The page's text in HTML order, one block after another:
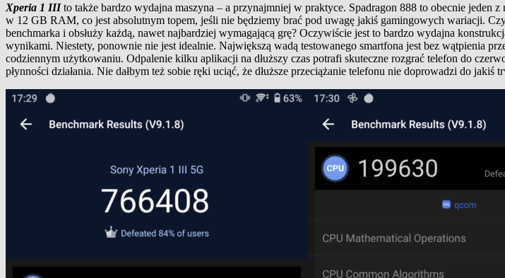
Xperia 1 IIIto także bardzo wydajna maszyna – a przynajmniej w praktyce. Spadragon 888 to obecnie jeden
w 12 GB RAM, co jest absolutnym topem, jeśli nie będziemy brać pod uwagę jakiś gamingowych wariacji.
benchmarka i obsłuży każdą, nawet najbardziej wymagającą grę? Oczywiście jest to bardzo wydajna
wynikami. Niestety, ponownie nie jest idealnie. Największą wadą testowanego smartfona jest bez wątpienia
codziennym użytkowaniu. Odpalenie kilku aplikacji na dłuższy czas potrafi skuteczne rozgrać telefon do
płynności działania. Nie dałbym też sobie ręki uciąć, że dłuższe przeciążanie telefonu nie doprowadzi do jakiś